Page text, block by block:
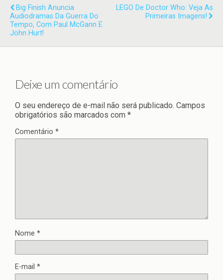
Big Finish Anuncia
Audiodramas Da Guerra Do
Tempo, Com Paul McGann E
John Hurt!
LEGO De Doctor Who: Veja As
Primeiras Imagens!
Deixe um comentário
O seu endereço de e-mail não será publicado. Campos
obrigatórios são marcados com *
Comentário *
Nome *
E-mail *